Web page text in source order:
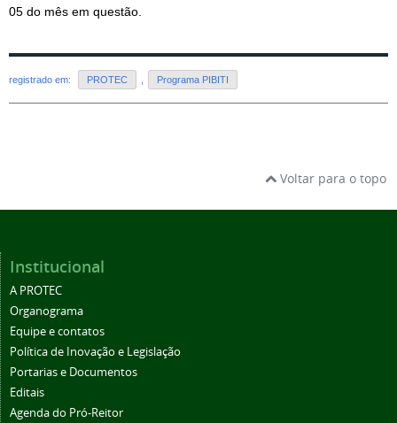
05 do mês em questão.
registrado em: PROTEC Programa PIBITI
Voltar para o topo
Institucional
A PROTEC
Organograma
Equipe e contatos
Política de Inovação e Legislação
Portarias e Documentos
Editais
Agenda do Pró-Reitor